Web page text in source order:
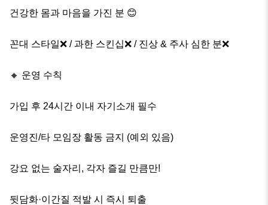
건강한 몸과 마음을 가진 분 😊
꼰대 스타일❌ / 과한 스킨십❌ / 진상 & 주사 심한 분❌
🔸 운영 수칙
가입 후 24시간 이내 자기소개 필수
운영진/타 모임장 활동 금지 (예외 있음)
강요 없는 술자리, 각자 즐길 만큼만!
뒷담화·이간질 적발 시 즉시 퇴출